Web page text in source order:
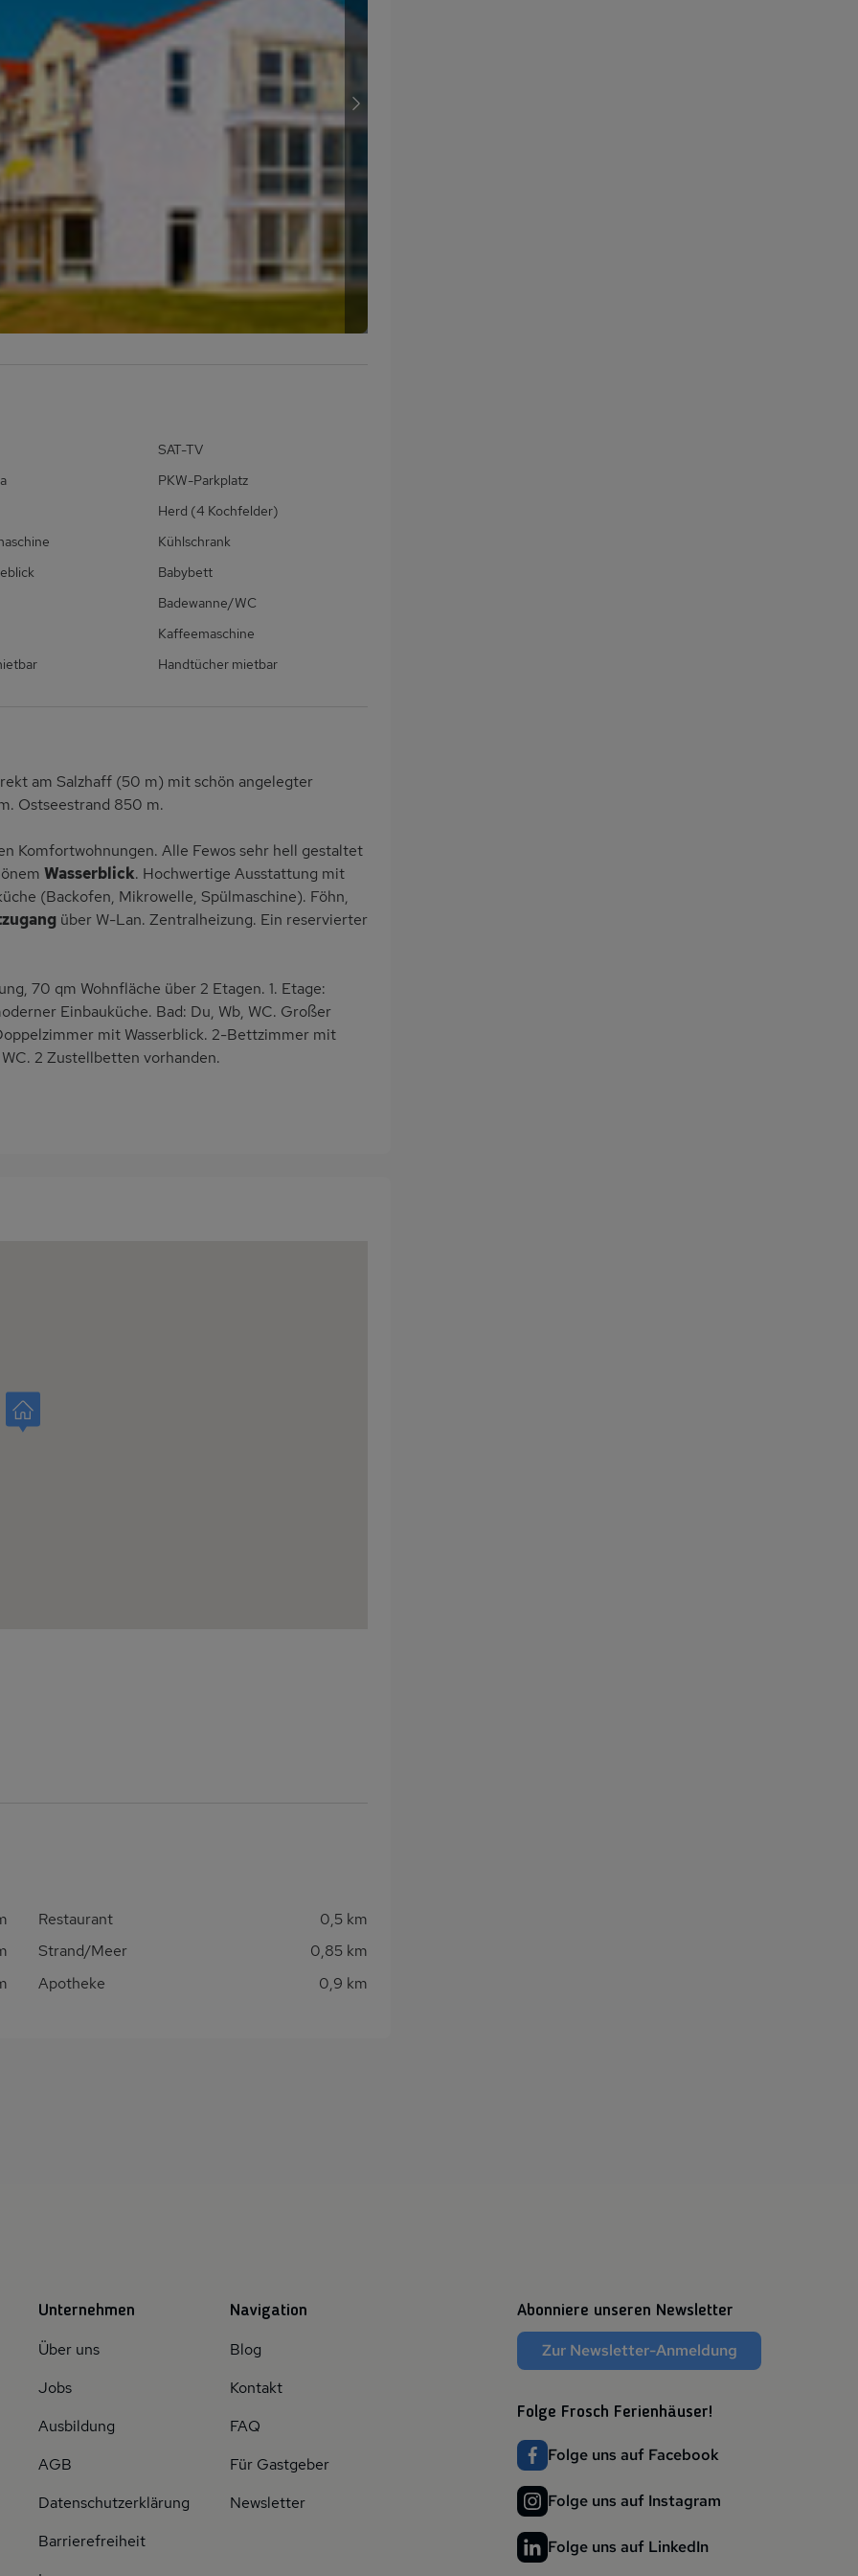
SAT-TV
PKW-Parkplatz
Herd (4 Kochfelder)
Kühlschrank
Babybett
Badewanne/WC
Kaffeemaschine
Handtücher mietbar
am Salzhaff (50 m) mit schön angelegter
Ostseestrand 850 m.
Komfortwohnungen. Alle Fewos sehr hell gestaltet
Wasserblick. Hochwertige Ausstattung mit
(Backofen, Mikrowelle, Spülmaschine). Föhn,
über W-Lan. Zentralheizung. Ein reservierter
70 qm Wohnfläche über 2 Etagen. 1. Etage:
Einbauküche. Bad: Du, Wb, WC. Großer
mit Wasserblick. 2-Bettzimmer mit
2 Zustellbetten vorhanden.
Restaurant
0,5 km
Strand/Meer
0,85 km
Apotheke 0,9 km
Unternehmen
Über uns
Jobs
Ausbildung
AGB
Datenschutzerklärung
Barrierefreiheit
Navigation
Blog
Kontakt
FAQ
Für Gastgeber
Newsletter
Abonniere unseren Newsletter
Zur Newsletter-Anmeldung
Folge Frosch Ferienhäuser!
Folge uns auf Facebook
Folge uns auf Instagram
Folge uns auf LinkedIn